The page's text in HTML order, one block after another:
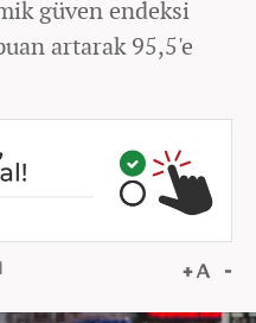
güven endeksi
artarak 95,5'e